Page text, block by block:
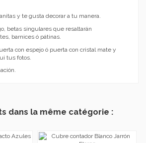
y te gusta decorar a tu manera.
betas singulares que resaltarán
barnices ó pátinas.
con espejo ó puerta con cristal mate y
tus fotos.
dans la même catégorie :